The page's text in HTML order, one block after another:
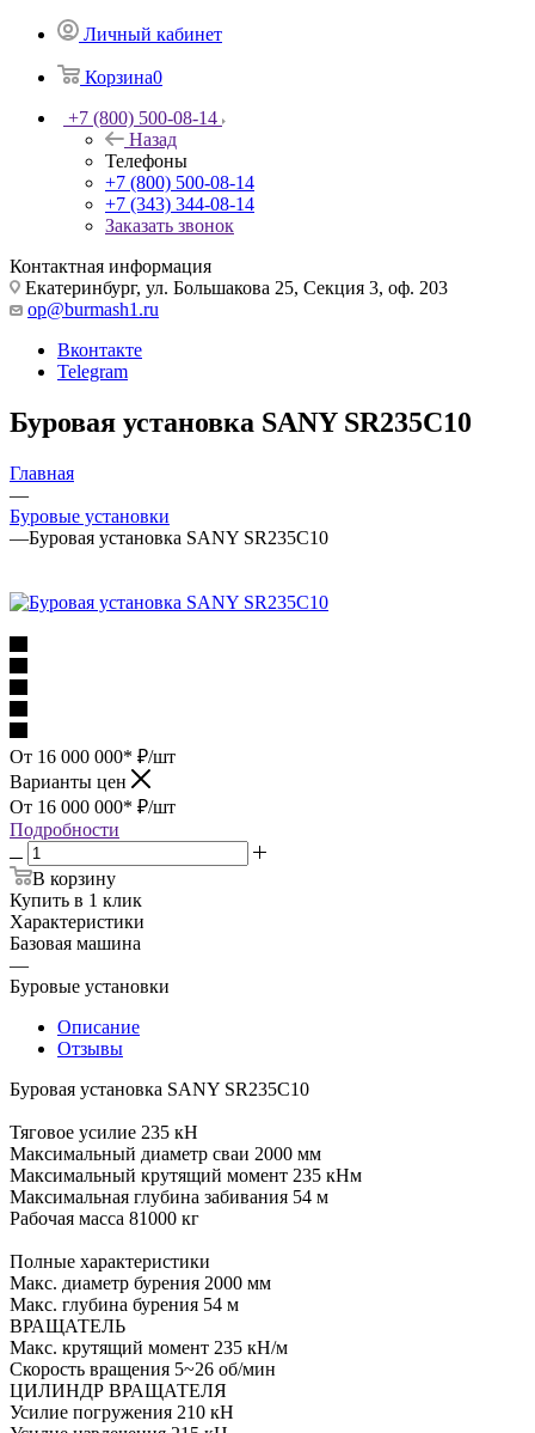
Личный кабинет
Корзина0
+7 (800) 500-08-14
Назад
Телефоны
+7 (800) 500-08-14
+7 (343) 344-08-14
Заказать звонок
Контактная информация
Екатеринбург, ул. Большакова 25, Секция 3, оф. 203
op@burmash1.ru
Вконтакте
Telegram
Буровая установка SANY SR235C10
Главная
—
Буровые установки
—Буровая установка SANY SR235C10
От 16 000 000* ₽/шт
Варианты цен
От 16 000 000* ₽/шт
Подробности
В корзину
Купить в 1 клик
Характеристики
Базовая машина
—
Буровые установки
Описание
Отзывы
Буровая установка SANY SR235C10
Тяговое усилие 235 кН
Максимальный диаметр сваи 2000 мм
Максимальный крутящий момент 235 кНм
Максимальная глубина забивания 54 м
Рабочая масса 81000 кг
Полные характеристики
Макс. диаметр бурения 2000 мм
Макс. глубина бурения 54 м
ВРАЩАТЕЛЬ
Макс. крутящий момент 235 кН/м
Скорость вращения 5~26 об/мин
ЦИЛИНДР ВРАЩАТЕЛЯ
Усилие погружения 210 кН